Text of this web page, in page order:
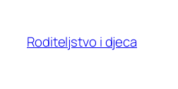
sadržaja
Roditeljstvo i djeca